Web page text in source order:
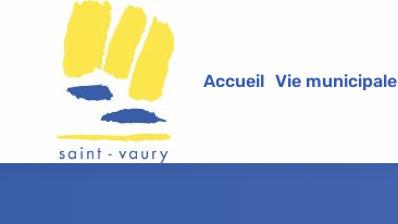
Accueil Vie municipale